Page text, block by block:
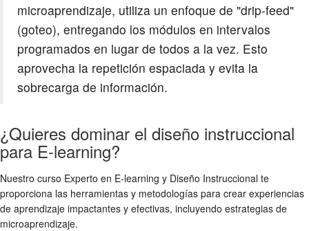
microaprendizaje, utiliza un enfoque de "drip-feed"
(goteo), entregando los módulos en intervalos
programados en lugar de todos a la vez. Esto
aprovecha la repetición espaciada y evita la
sobrecarga de información.
¿Quieres dominar el diseño instruccional
para E-learning?
Nuestro curso Experto en E-learning y Diseño Instruccional te
proporciona las herramientas y metodologías para crear experiencias
de aprendizaje impactantes y efectivas, incluyendo estrategias de
microaprendizaje.